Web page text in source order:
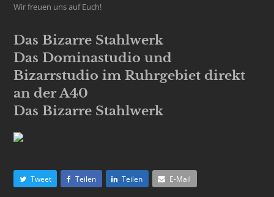
Wir freuen uns auf Euch!
Das Bizarre Stahlwerk
Das Dominastudio und
Bizarrstudio im Ruhrgebiet direkt
an der A40
Das Bizarre Stahlwerk
Tweet Teilen Teilen E-Mail